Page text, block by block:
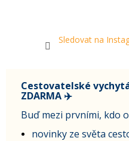
Sledovat na
Cestovatelské
ZDARMA ✈️
Buď mezi prvními, kdo
novinky ze světa